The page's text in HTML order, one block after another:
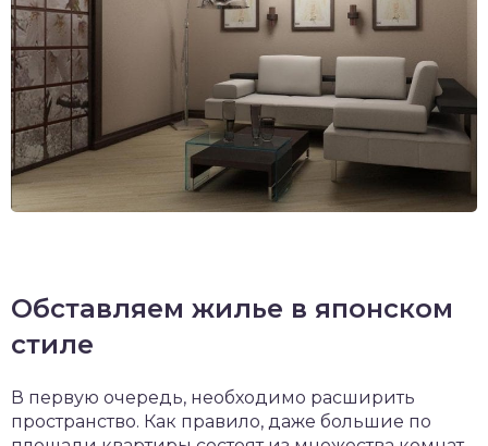
Обставляем жилье в японском
стиле
В первую очередь, необходимо расширить
пространство. Как правило, даже большие по